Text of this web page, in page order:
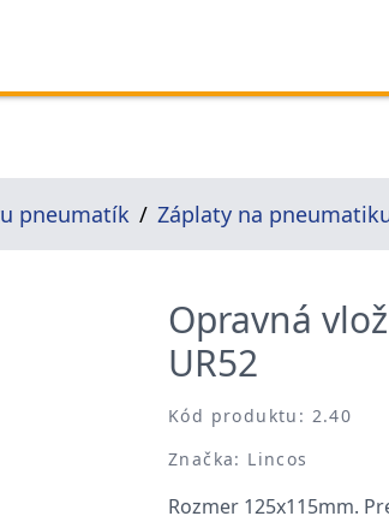
pneumatík Záplaty na
Opravná
UR52
Kód produktu: 2.40
Značka: Lincos
Rozmer 125x115mm.